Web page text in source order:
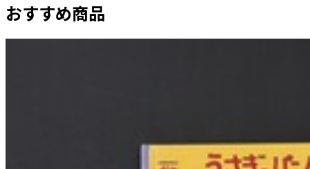
おすすめ商品